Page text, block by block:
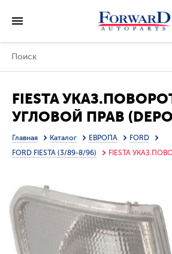
FIESTA
УГЛОВОЙ ПРАВ
Главная Каталог ЕВРОПА
FORD
FORD FIESTA (3/89-8/96)
FIESTA